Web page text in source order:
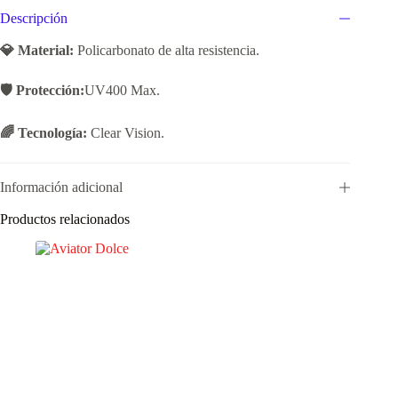
Descripción
💎 Material: Policarbonato de alta resistencia.
🛡️ Protección:UV400 Max.
🌈 Tecnología: Clear Vision.
Información adicional
Productos relacionados